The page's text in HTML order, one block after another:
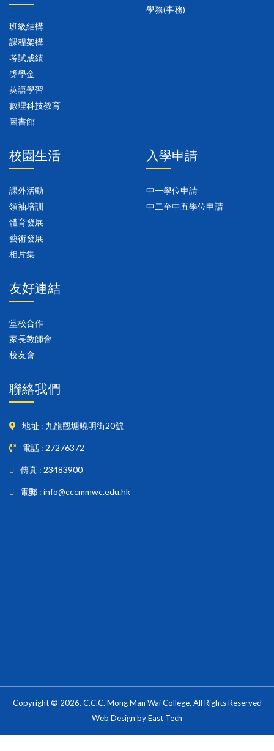
班級結構
課程架構
考試成績
獎學金
英語學習
數理科技教育
圖書館
學務(事務)
校園生活
課外活動
領袖培訓
體育發展
藝術發展
相片集
入學申請
中一學位申請
中二至中五學位申請
友好連結
堂校合作
家長教師會
校友會
聯絡我們
地址 : 九龍觀塘曉明街20號
電話 : 27276372
傳真 : 23483900
電郵 : info@cccmmwc.edu.hk
Copyright © 2026. C.C.C. Mong Man Wai College, All Rights Reserved
Web Design byEast Tech